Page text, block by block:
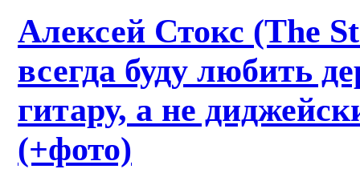
Алексей Стокс (The
всегда буду любить
гитару, а не
(+фото)